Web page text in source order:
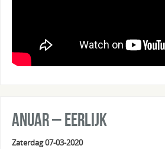
Anuar – EERLIJK
Zaterdag 07-03-2020